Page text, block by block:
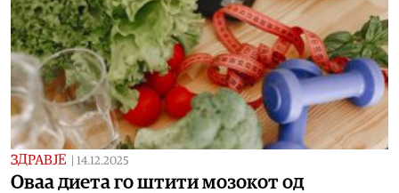
ЗДРАВЈЕ 14.12.2025
Оваа диета го штити мозокот од